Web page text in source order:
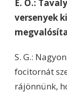
E. O.:
versenyek
S. G.:
focitornát
rájönnünk,